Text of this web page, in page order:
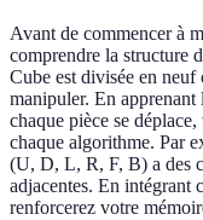
Avant de commencer à
comprendre la structure
Cube est divisée en neuf
manipuler. En apprenant
chaque pièce se
chaque algorithme. Par
(U, D, L, R, F, B) a des
adjacentes. En intégrant
renforcerez votre